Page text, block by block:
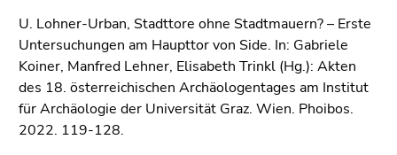
den
Zusatzinformationen
(Zugriffstaste
5)
Zu
den
U. Lohner-Urban, Stadttore ohne Stadtmauern? – Erste
Untersuchungen am Haupttor von Side. In: Gabriele
Koiner, Manfred Lehner, Elisabeth Trinkl (Hg.): Akten
des 18. österreichischen Archäologentages am Institut
für Archäologie der Universität Graz. Wien. Phoibos.
2022. 119-128.